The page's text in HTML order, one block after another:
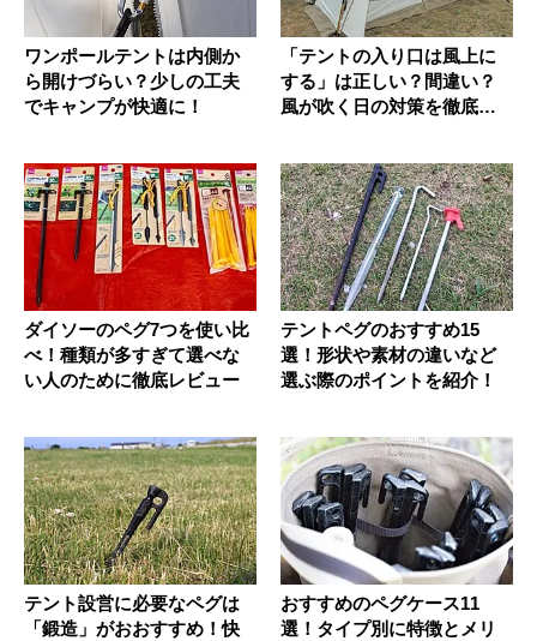
ワンポールテントは内側か
ら開けづらい？少しの工夫
でキャンプが快適に！
「テントの入り口は風上に
する」は正しい？間違い？
風が吹く日の対策を徹底解
ダイソーのペグ7つを使い比
べ！種類が多すぎて選べな
い人のために徹底レビュー
テントペグのおすすめ15
選！形状や素材の違いなど
選ぶ際のポイントを紹介！
テント設営に必要なペグは
「鍛造」がおおすすめ！快
おすすめのペグケース11
選！タイプ別に特徴とメリ